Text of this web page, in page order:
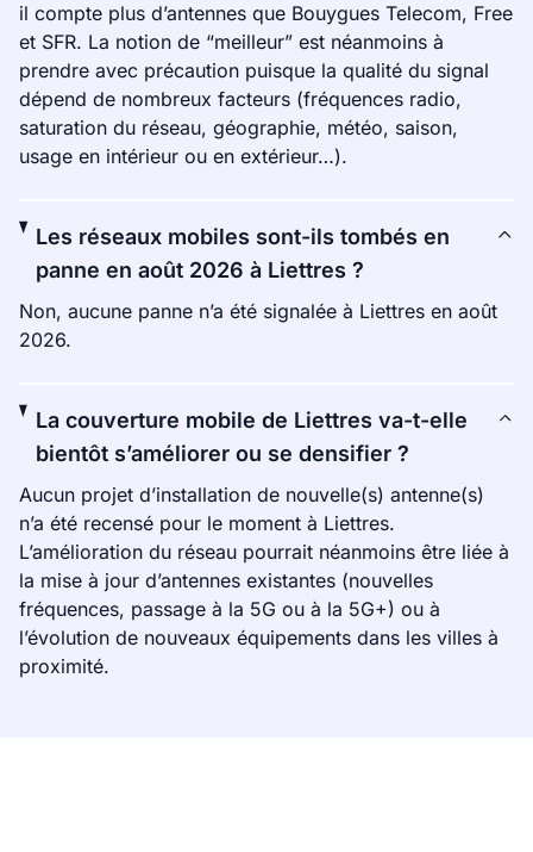
il compte plus d’antennes que Bouygues Telecom, Free
et SFR. La notion de “meilleur” est néanmoins à
prendre avec précaution puisque la qualité du signal
dépend de nombreux facteurs (fréquences radio,
saturation du réseau, géographie, météo, saison,
usage en intérieur ou en extérieur…).
Les réseaux mobiles sont-ils tombés en
panne en août 2026 à Liettres ?
Non, aucune panne n’a été signalée à Liettres en août
2026.
La couverture mobile de Liettres va-t-elle
bientôt s’améliorer ou se densifier ?
Aucun projet d’installation de nouvelle(s) antenne(s)
n’a été recensé pour le moment à Liettres.
L’amélioration du réseau pourrait néanmoins être liée à
la mise à jour d’antennes existantes (nouvelles
fréquences, passage à la 5G ou à la 5G+) ou à
l’évolution de nouveaux équipements dans les villes à
proximité.